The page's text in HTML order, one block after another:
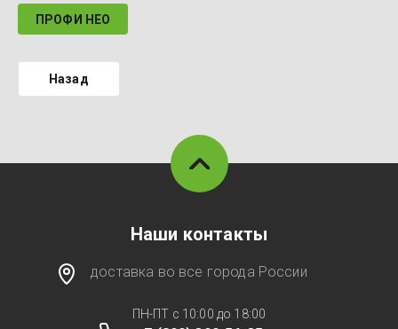
ПРОФИ НЕО
Назад
Наши контакты
доставка во все города России
ПН-ПТ с 10:00 до 18:00